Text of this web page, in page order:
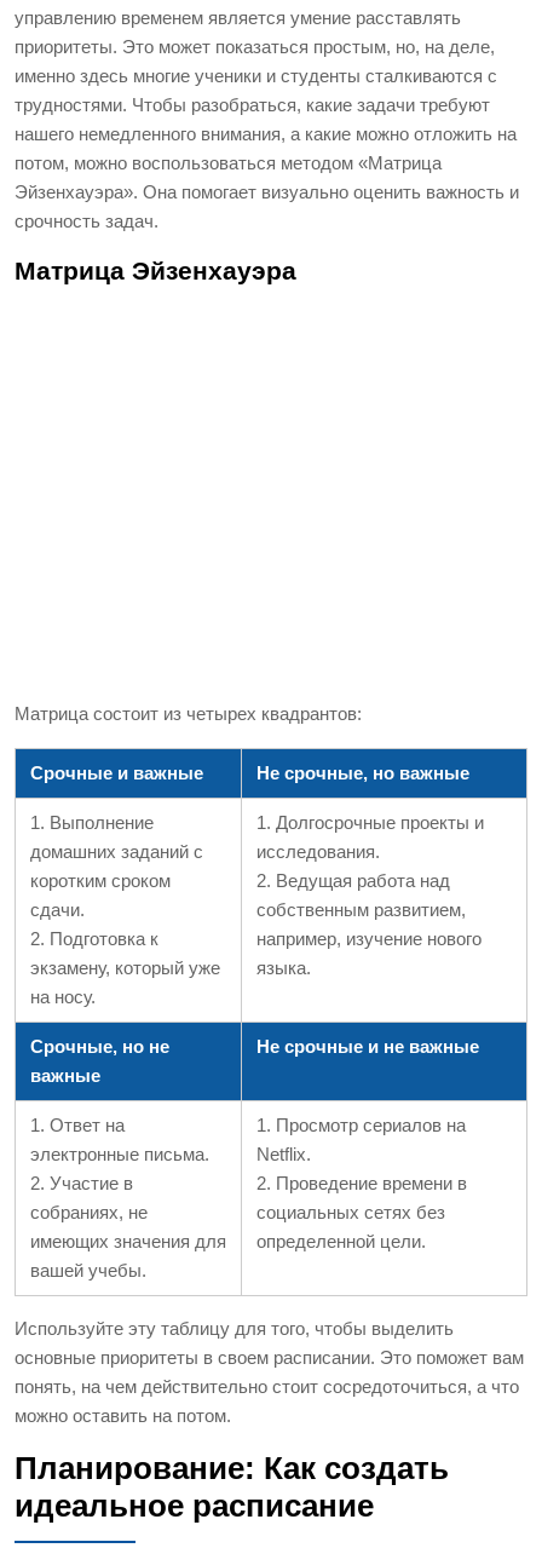
управлению временем является умение расставлять
приоритеты. Это может показаться простым, но, на деле,
именно здесь многие ученики и студенты сталкиваются с
трудностями. Чтобы разобраться, какие задачи требуют
нашего немедленного внимания, а какие можно отложить на
потом, можно воспользоваться методом «Матрица
Эйзенхауэра». Она помогает визуально оценить важность и
срочность задач.
Матрица Эйзенхауэра
Матрица состоит из четырех квадрантов:
Срочные и важные Не срочные, но важные
1. Выполнение
домашних заданий с
коротким сроком
сдачи.
2. Подготовка к
экзамену, который уже
на носу.
1. Долгосрочные проекты и
исследования.
2. Ведущая работа над
собственным развитием,
например, изучение нового
языка.
Срочные, но не
важные
Не срочные и не важные
1. Ответ на
электронные письма.
2. Участие в
собраниях, не
имеющих значения для
вашей учебы.
1. Просмотр сериалов на
Netflix.
2. Проведение времени в
социальных сетях без
определенной цели.
Используйте эту таблицу для того, чтобы выделить
основные приоритеты в своем расписании. Это поможет вам
понять, на чем действительно стоит сосредоточиться, а что
можно оставить на потом.
Планирование: Как создать
идеальное расписание